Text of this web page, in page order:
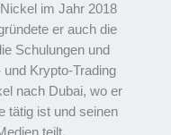
im Jahr 2018
er auch die
Schulungen und
Krypto-Trading
nach Dubai, wo er
tätig ist und seinen
teilt.